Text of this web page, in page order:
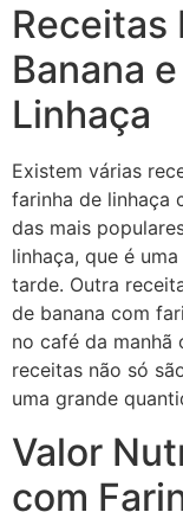
Receitas
Banana
Linhaça
Existem várias
farinha de linhaça
das mais
linhaça, que é
tarde. Outra
de banana com
no café da manhã
receitas não só
uma grande
Valor
com